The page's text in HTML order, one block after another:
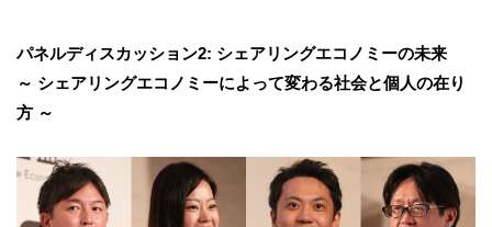
パネルディスカッション2: シェアリングエコノミーの未来
～ シェアリングエコノミーによって変わる社会と個人の在り
方 ～